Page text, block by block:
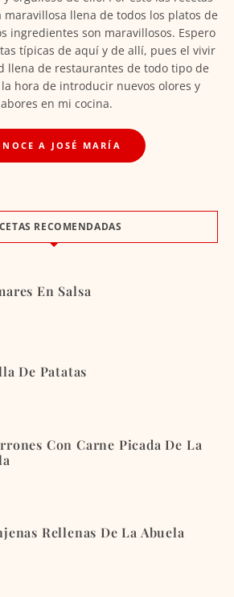
llena de todos los platos de
ingredientes son maravillosos. Espero
típicas de aquí y de allí, pues el vivir
llena de restaurantes de todo tipo de
hora de introducir nuevos olores y
en mi cocina.
A JOSÉ MARÍA
RECOMENDADAS
En Salsa
De Patatas
Con Carne Picada De La
Rellenas De La Abuela